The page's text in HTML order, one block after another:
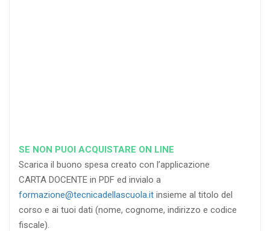
SE NON PUOI ACQUISTARE ON LINE
Scarica il buono spesa creato con l’applicazione
CARTA DOCENTE in PDF ed invialo a
formazione@tecnicadellascuola.it insieme al titolo del
corso e ai tuoi dati (nome, cognome, indirizzo e codice
fiscale).